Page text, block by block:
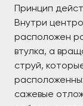
Принцип
Внутри
расположен
втулка, а
струй,
сажевые